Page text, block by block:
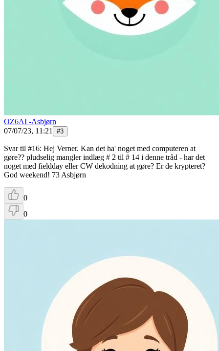
OZ6AI -Asbjørn
07/07/23, 11:21
#3
Svar til #16: Hej Verner. Kan det ha' noget med computeren at
gøre?? pludselig mangler indlæg # 2 til # 14 i denne tråd - har det
noget med fieldday eller CW dekodning at gøre? Er de krypteret?
God weekend! 73 Asbjørn
0
0